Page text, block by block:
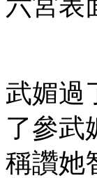
武媚過
了參武
稱讚她